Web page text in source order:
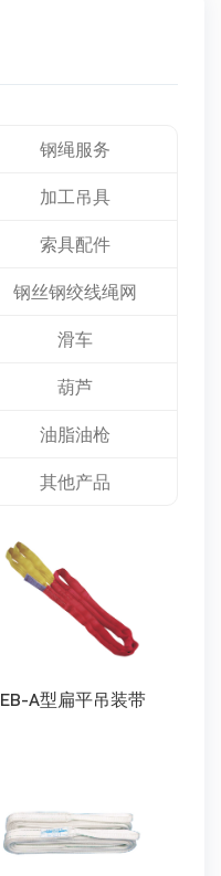
钢绳服务
加工吊具
索具配件
钢丝钢绞线绳网
滑车
葫芦
油脂油枪
其他产品
EB-A型扁平吊装带